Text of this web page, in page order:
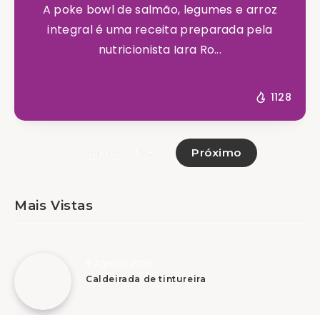
A poke bowl de salmão, legumes e arroz
integral é uma receita preparada pela
nutricionista Iara Ro...
1128
Próximo
Mais Vistas
Caldeirada de tintureira